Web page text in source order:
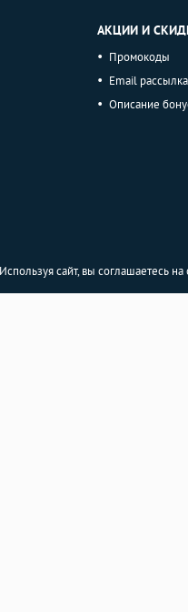
АКЦИИ И
Промокоды
Email рассылка
Описание
Используя сайт, вы соглашаетесь